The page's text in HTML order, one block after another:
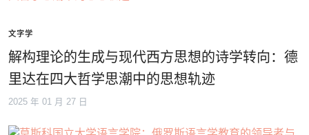
文字学
解构理论的生成与现代西方思想的诗学转向：德
里达在四大哲学思潮中的思想轨迹
2025 年 01 月 27 日